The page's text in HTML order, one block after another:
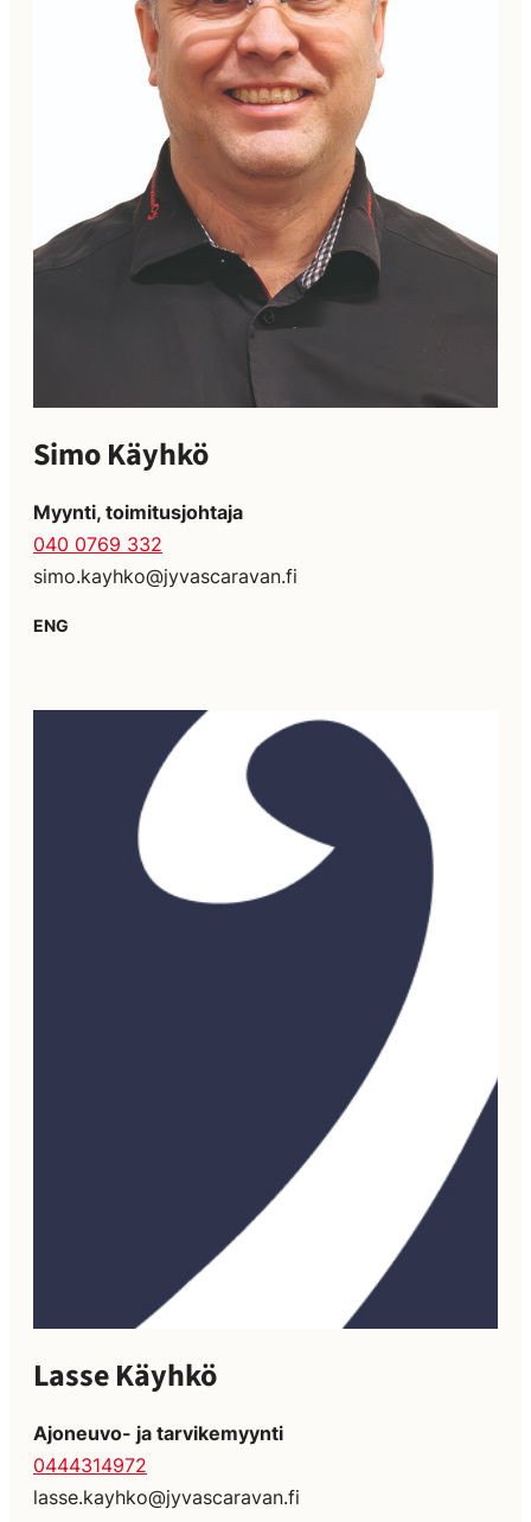
Simo Käyhkö
Myynti, toimitusjohtaja
040 0769 332
simo.kayhko@jyvascaravan.fi
ENG
Lasse Käyhkö
Ajoneuvo- ja tarvikemyynti
0444314972
lasse.kayhko@jyvascaravan.fi